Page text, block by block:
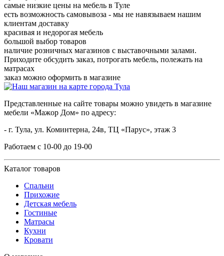
самые низкие цены на мебель в Туле
есть возможность самовывоза - мы не навязываем нашим
клиентам доставку
красивая и недорогая мебель
большой выбор товаров
наличие розничных магазинов с выставочными залами.
Приходите обсудить заказ, потрогать мебель, полежать на
матрасах
заказ можно оформить в магазине
Представленные на сайте товары можно увидеть в магазине
мебели «Мажор Дом» по адресу:
- г. Тула, ул. Коминтерна, 24в, ТЦ «Парус», этаж 3
Работаем с 10-00 до 19-00
Каталог товаров
Спальни
Прихожие
Детская мебель
Гостиные
Матрасы
Кухни
Кровати